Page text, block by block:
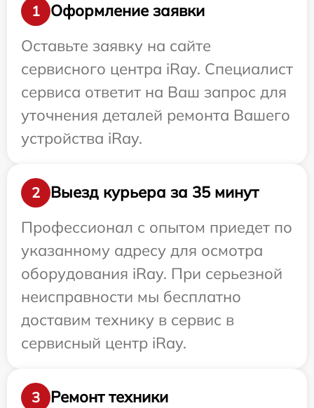
1
Оформление заявки
Оставьте заявку на сайте
сервисного центра iRay. Специалист
сервиса ответит на Ваш запрос для
уточнения деталей ремонта Вашего
устройства iRay.
2
Выезд курьера за 35 минут
Профессионал с опытом приедет по
указанному адресу для осмотра
оборудования iRay. При серьезной
неисправности мы бесплатно
доставим технику в сервис в
сервисный центр iRay.
3
Ремонт техники